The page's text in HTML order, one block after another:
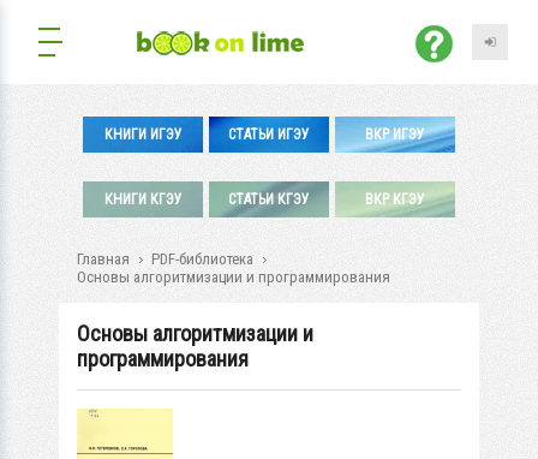
КНИГИ ИГЭУ СТАТЬИ ИГЭУ ВКР ИГЭУ
КНИГИ КГЭУ СТАТЬИ КГЭУ ВКР КГЭУ
Главная
PDF-библиотека
Основы алгоритмизации и программирования
Основы алгоритмизации и
программирования